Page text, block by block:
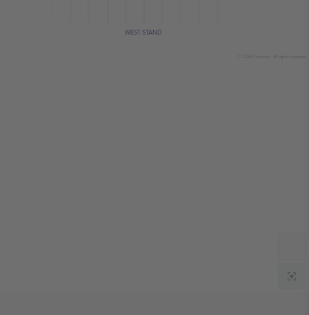
WEST STAND
© 2024 Ticombo. All rights reserved